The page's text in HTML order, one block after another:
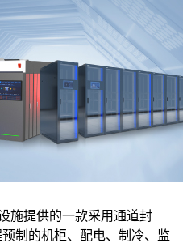
施提供的一款采用通道封
制的机柜、配电、制冷、监